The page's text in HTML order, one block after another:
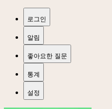
로그인
알림
좋아요한 질문
통계
설정